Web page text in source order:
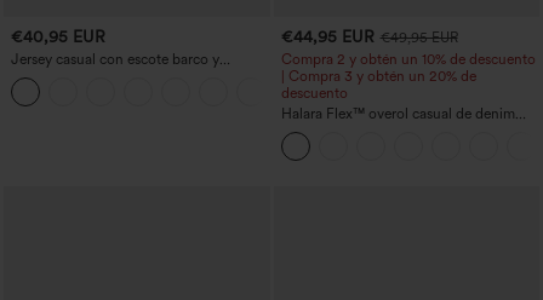
€40,95 EUR
Jersey casual con escote barco y
mangas murciélago
€44,95 EUR €49,95 EUR
Compra 2 y obtén un 10% de descuento
| Compra 3 y obtén un 20% de
descuento
Halara Flex™ overol casual de denim
lavado con escote en V y bolsillos